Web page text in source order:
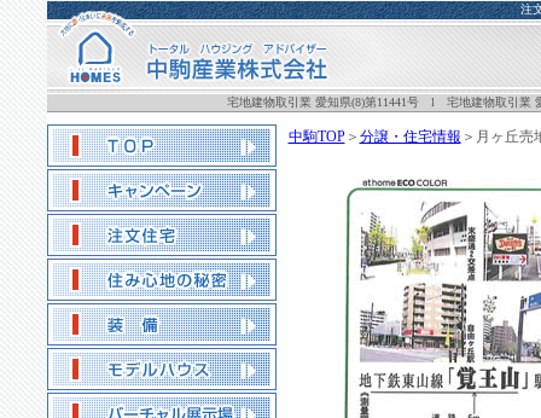
注
宅地建物取引業 愛知県(8)第11441号 l 宅地建物取引業
中駒TOP＞ 分譲・住宅情報 ＞月ヶ丘売